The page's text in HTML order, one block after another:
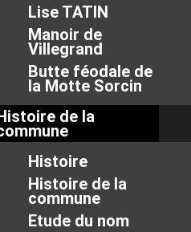
Lise TATIN
Manoir de
Villegrand
Butte féodale de
la Motte Sorcin
de la
Histoire
Histoire de la
commune
Etude du nom